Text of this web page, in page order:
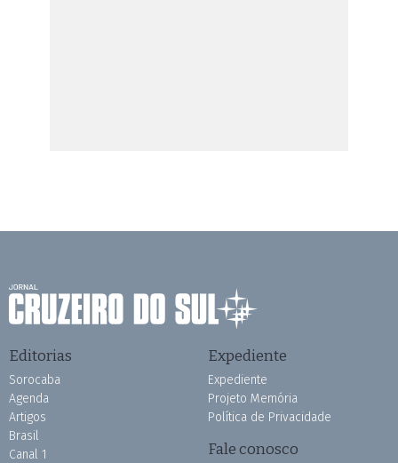
Editorias
Sorocaba
Agenda
Artigos
Brasil
Canal 1
Expediente
Expediente
Projeto Memória
Política de Privacidade
Fale conosco